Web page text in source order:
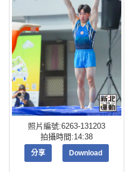
照片編號:6263-131203
拍攝時間:14:38
分享 Download